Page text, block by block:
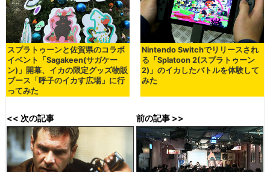
スプラトゥーンと佐賀県のコラボ
イベント「Sagakeen(サガケー
ン)」開幕、イカの限定グッズ物販
ブース「呼子のイカす広場」に行
ってみた
Nintendo Switchでリリースされ
る「Splatoon 2(スプラトゥーン
2)」のイカしたバトルを体験して
みた
<< 次の記事 前の記事 >>